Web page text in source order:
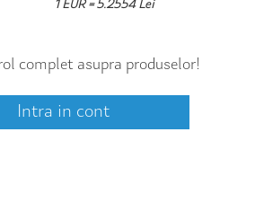
1 EUR = 5.2554 Lei
complet asupra produselor!
Intra in cont